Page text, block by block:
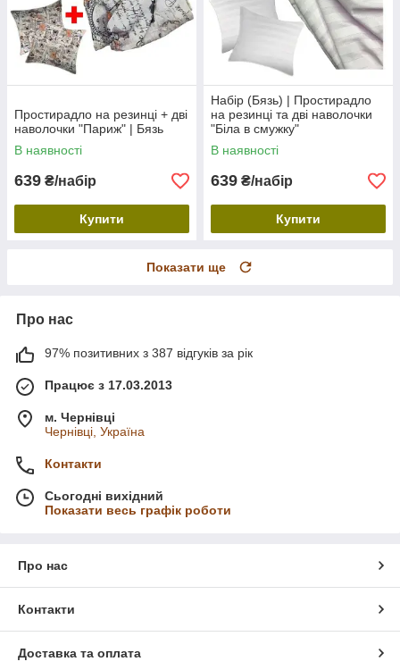
Простирадло на резинці + дві
наволочки "Париж" | Бязь
В наявності
639 ₴/набір
Купити
Набір (Бязь) | Простирадло
на резинці та дві наволочки
"Біла в смужку"
В наявності
639 ₴/набір
Купити
Показати ще
Про нас
97% позитивних з 387 відгуків за рік
Працює з 17.03.2013
м. Чернівці
Чернівці, Україна
Контакти
Сьогодні вихідний
Показати весь графік роботи
Про нас
Контакти
Доставка та оплата